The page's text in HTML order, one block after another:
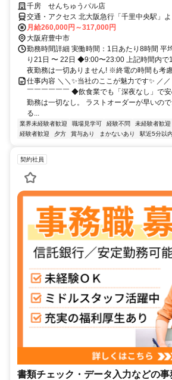
千房 せんちゅうパル店
交通・アクセス 北大阪急行「千里中央駅」よ
ル本線「千里中央駅」より徒歩5分
月給260,000円～317,000円
大阪府豊中市
勤務時間詳細 実働時間：1日あたり8時間 平
り21日 〜 22日 ◆9:00〜23:00 上記時間内
夜勤務は一切ありません! ※終電の時間も考慮
仕事内容 ＼＼✨当社のここが魅力です✨ ／
￣￣￣￣￣￣ ◆飲食業でも「深夜なし」で
勤務は一切なし。 ラストオーダーが早いの
る...
業界未経験者歓迎 職場見学可 経験不問 未経験者歓迎
経験者歓迎
夕方 賞与あり まかないあり 駅近5分以内
契約社員
書類チェック・データ入力などの事